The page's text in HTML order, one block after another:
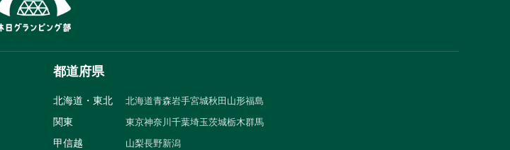
都道府県
北海道・東北 北海道青森岩手宮城秋田 山形福島
関東 東京神奈川 千葉埼玉茨城栃木群馬
甲信越 山梨長野新潟